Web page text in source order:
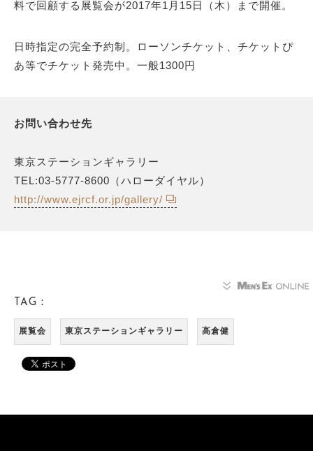
料で回顧する展覧会が2017年1月15日（木）まで開催。
日時指定の完全予約制。ローソンチケット、チケットぴ
あ等でチケット発売中。一般1300円
お問い合わせ先
東京ステーションギャラリー
TEL:03-5777-8600（ハローダイヤル）
http://www.ejrcf.or.jp/gallery/
TAG：
展覧会 東京ステーションギャラリー 高倉健